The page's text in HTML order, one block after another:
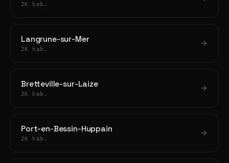
2K hab.
Langrune-sur-Mer
2K hab.
Bretteville-sur-Laize
2K hab.
Port-en-Bessin-Huppain
2K hab.